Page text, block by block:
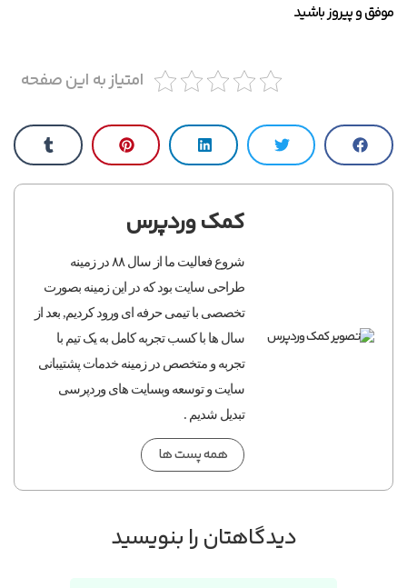
موفق و پیروز باشید
امتیاز به این صفحه
کمک وردپرس
شروع فعالیت ما از سال ۸۸ در زمینه
طراحی سایت بود که در این زمینه بصورت
تخصصی با تیمی حرفه ای ورود کردیم, بعد از
سال ها با کسب تجربه کامل به یک تیم با
تجربه و متخصص در زمینه خدمات پشتیبانی
سایت و توسعه وبسایت های وردپرسی
تبدیل شدیم .
همه پست ها
دیدگاهتان را بنویسید